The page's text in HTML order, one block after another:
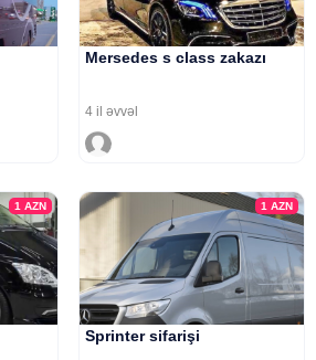
Mersedes s class zakazı
4 il əvvəl
1AZN 1 AZN
Sprinter sifarişi